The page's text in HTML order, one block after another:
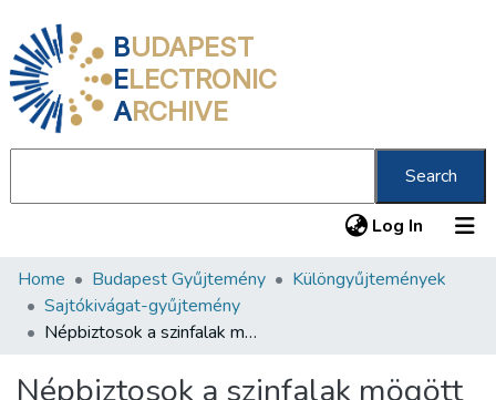
BUDAPEST
ELECTRONIC
ARCHIVE
Search
Log In (current)
Communities & Collections
All of DSpace
Home Budapest Gyűjtemény
Különgyűjtemények
Sajtókivágat-gyűjtemény
Népbiztosok a szinfalak mögött
Népbiztosok a szinfalak mögött